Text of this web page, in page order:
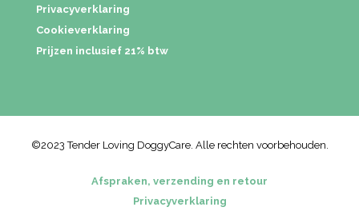
Privacyverklaring
Cookieverklaring
Prijzen inclusief 21% btw
©2023 Tender Loving DoggyCare. Alle rechten voorbehouden.
Afspraken, verzending en retour
Privacyverklaring